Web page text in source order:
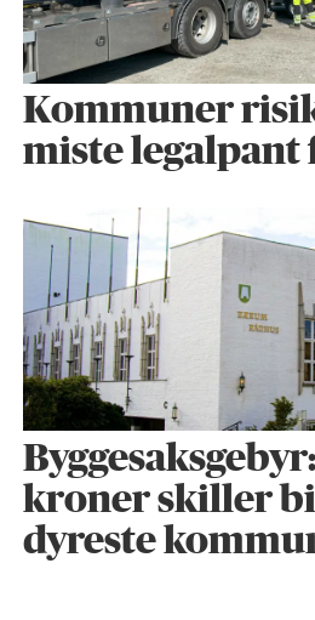
Kommuner
miste legalpant
kroner skiller
dyreste